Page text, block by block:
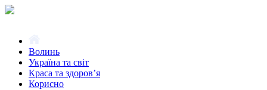
Волинь
Україна та світ
Краса та здоров’я
Корисно